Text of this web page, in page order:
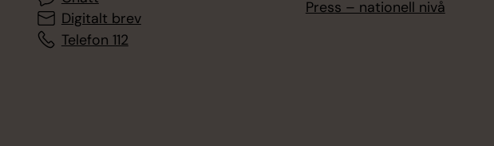
Digitalt brev
Telefon 112
Press – nationell nivå